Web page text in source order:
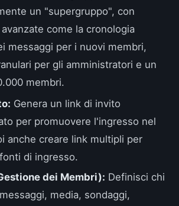
un "supergruppo", con
come la cronologia
messaggi per i nuovi membri,
per gli amministratori e un
membri.
Genera un link di invito
per promuovere l'ingresso nel
anche creare link multipli per
di ingresso.
dei Membri): Definisci chi
media, sondaggi,